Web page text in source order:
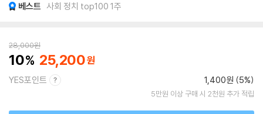
베스트 사회 정치 top100 1주
28,000원
10 25,200
YES포인트 1,400원 (5%)
5만원 이상 구매 시 2천원 추가 적립